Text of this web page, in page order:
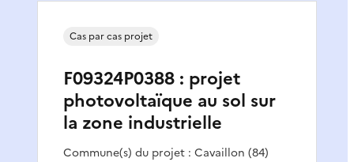
F09324P0388 : projet
photovoltaïque au sol sur
la zone industrielle
Commune(s) du projet : Cavaillon (84)
Cas par cas projet